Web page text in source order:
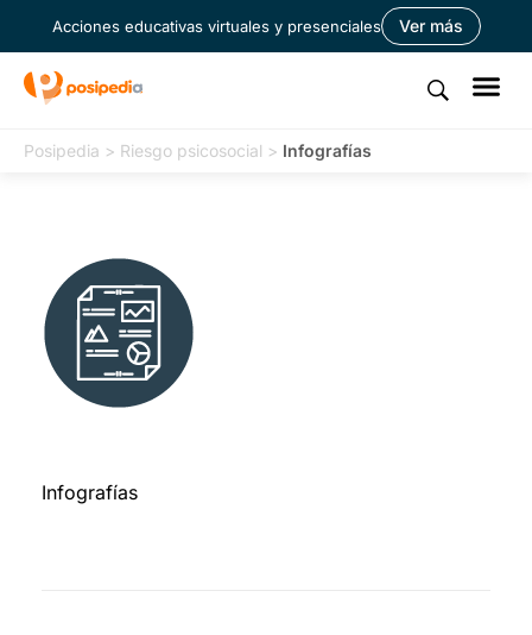
Acciones educativas virtuales y presenciales Ver más
Posipedia > Riesgo psicosocial > Infografías
Infografías